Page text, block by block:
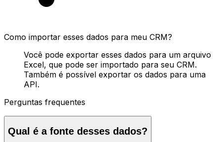
Como importar esses dados para meu CRM?
Você pode exportar esses dados para um arquivo
Excel, que pode ser importado para seu CRM.
Também é possível exportar os dados para uma
API.
Perguntas frequentes
Qual é a fonte desses dados?